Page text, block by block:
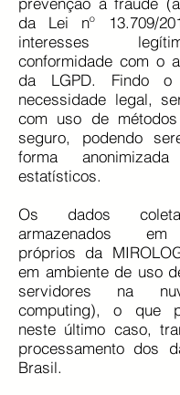
da Lei nº 13.709/
interesses
conformidade com o
da LGPD. Findo
necessidade legal,
com uso de
seguro, podendo
forma
estatísticos.
Os dados
armazenados em
próprios da
em ambiente de uso
servidores na
computing), o que
neste último caso,
processamento dos
Brasil.